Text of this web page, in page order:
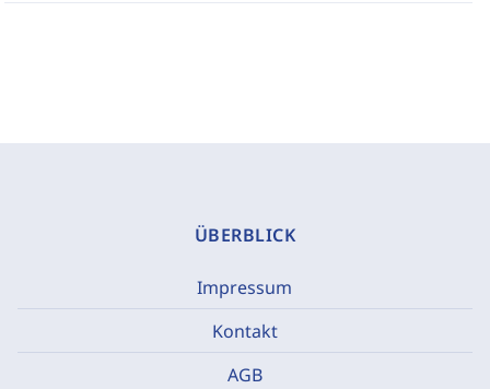
ÜBERBLICK
Impressum
Kontakt
AGB